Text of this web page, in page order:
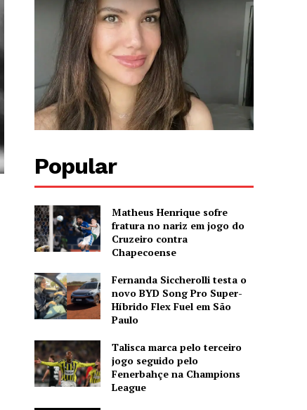
Popular
Matheus Henrique sofre
fratura no nariz em jogo do
Cruzeiro contra
Chapecoense
Fernanda Siccherolli testa o
novo BYD Song Pro Super-
Híbrido Flex Fuel em São
Paulo
Talisca marca pelo terceiro
jogo seguido pelo
Fenerbahçe na Champions
League